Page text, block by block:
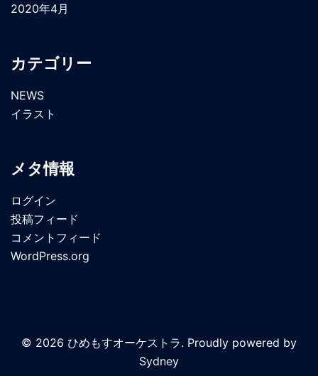
2020年4月
カテゴリー
NEWS
イラスト
メタ情報
ログイン
投稿フィード
コメントフィード
WordPress.org
© 2026 ひめもすオーケストラ. Proudly powered by
Sydney